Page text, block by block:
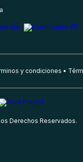
y condiciones
Derechos Reservados.